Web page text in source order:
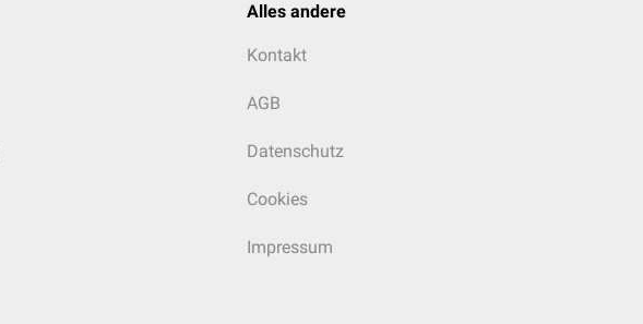
Alles andere
Kontakt
AGB
Datenschutz
Cookies
Impressum